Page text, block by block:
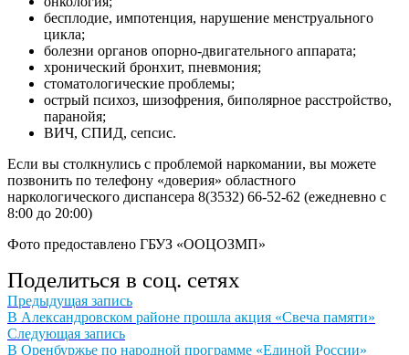
бесплодие, импотенция, нарушение менструального
цикла;
болезни органов опорно-двигательного аппарата;
хронический бронхит, пневмония;
стоматологические проблемы;
острый психоз, шизофрения, биполярное расстройство,
паранойя;
ВИЧ, СПИД, сепсис.
Если вы столкнулись с проблемой наркомании, вы можете
позвонить по телефону «доверия» областного
наркологического диспансера 8(3532) 66-52-62 (ежедневно с
8:00 до 20:00)
Фото предоставлено ГБУЗ «ООЦОЗМП»
Поделиться в соц. сетях
Навигация
по
Предыдущая записьПредыдущая
запись:
В Александровском районе прошла акция «Свеча памяти»
Следующая записьСледующая
запись:
В Оренбуржье по народной программе «Единой России»